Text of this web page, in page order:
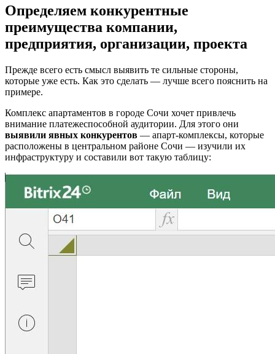
Определяем конкурентные
преимущества компании,
предприятия, организации, проекта
Прежде всего есть смысл выявить те сильные стороны,
которые уже есть. Как это сделать — лучше всего пояснить на
примере.
Комплекс апартаментов в городе Сочи хочет привлечь
внимание платежеспособной аудитории. Для этого они
выявили явных конкурентов — апарт-комплексы, которые
расположены в центральном районе Сочи — изучили их
инфраструктуру и составили вот такую таблицу: